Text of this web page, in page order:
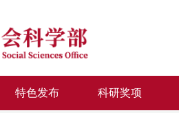
特色发布 科研奖项